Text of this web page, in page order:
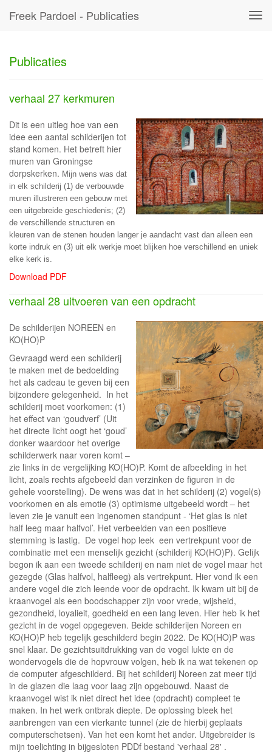
Freek Pardoel - Publicaties
Publicaties
verhaal 27 kerkmuren
Dit is een uitleg hoe van een
idee een aantal schilderijen tot
stand komen. Het betreft hier
muren van Groningse
dorpskerken. Mijn wens was dat
in elk schilderij (1) de verbouwde
muren illustreren een gebouw met
een uitgebreide geschiedenis; (2)
de verschillende structuren en
kleuren van de stenen houden langer je aandacht vast dan alleen een
korte indruk en (3) uit elk werkje moet blijken hoe verschillend en uniek
elke kerk is.
Download PDF
verhaal 28 uitvoeren van een opdracht
De schilderijen NOREEN en
KO(HO)P
Gevraagd werd een schilderij
te maken met de bedoelding
het als cadeau te geven bij een
bijzondere gelegenheid. In het
schilderij moet voorkomen: (1)
het effect van ‘goudverf’ (Uit
het directe licht oogt het ‘goud’
donker waardoor het overige
schilderwerk naar voren komt –
zie links in de vergelijking KO(HO)P. Komt de afbeelding in het
licht, zoals rechts afgebeeld dan verzinken de figuren in de
gehele voorstelling). De wens was dat in het schilderij (2) vogel(s)
voorkomen en als emotie (3) optimisme uitgebeeld wordt – het
leven zie je vanuit een ingenomen standpunt - ‘Het glas is niet
half leeg maar halfvol’. Het verbeelden van een positieve
stemming is lastig. De vogel hop leek een vertrekpunt voor de
combinatie met een menselijk gezicht (schilderij KO(HO)P). Gelijk
begon ik aan een tweede schilderij en nam niet de vogel maar het
gezegde (Glas halfvol, halfleeg) als vertrekpunt. Hier vond ik een
andere vogel die zich leende voor de opdracht. Ik kwam uit bij de
kraanvogel als een boodschapper zijn voor vrede, wijsheid,
gezondheid, loyalieit, goedheid en een lang leven. Hier heb ik het
gezicht in de vogel opgegeven. Beide schilderijen Noreen en
KO(HO)P heb tegelijk geschilderd begin 2022. De KO(HO)P was
snel klaar. De gezichtsuitdrukking van de vogel lukte en de
wondervogels die de hopvrouw volgen, heb ik na wat tekenen op
de computer afgeschilderd. Bij het schilderij Noreen zat meer tijd
in de glazen die laag voor laag zijn opgebouwd. Naast de
kraanvogel wist ik niet direct het idee (opdracht) compleet te
maken. In het werk ontbrak diepte. De oplossing bleek het
aanbrengen van een vierkante tunnel (zie de hierbij geplaats
computerschetsen). Van het een komt het ander. Uitgebreider is
mijn toelichting in bijgesloten PDDf bestand 'verhaal 28' .